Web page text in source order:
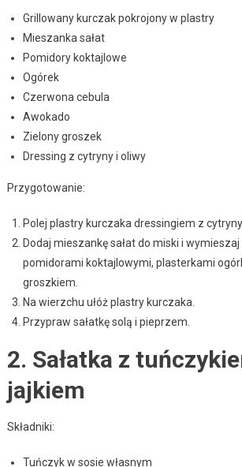
Grillowany kurczak pokrojony w plastry
Mieszanka sałat
Pomidory koktajlowe
Ogórek
Czerwona cebula
Awokado
Zielony groszek
Dressing z cytryny i oliwy
Przygotowanie:
Polej plastry kurczaka dressingiem z
Dodaj mieszankę sałat do miski i
pomidorami koktajlowymi, plasterkami
groszkiem.
Na wierzchu ułóż plastry kurczaka.
Przypraw sałatkę solą i pieprzem.
2. Sałatka z
jajkiem
Składniki:
Tuńczyk w sosie własnym